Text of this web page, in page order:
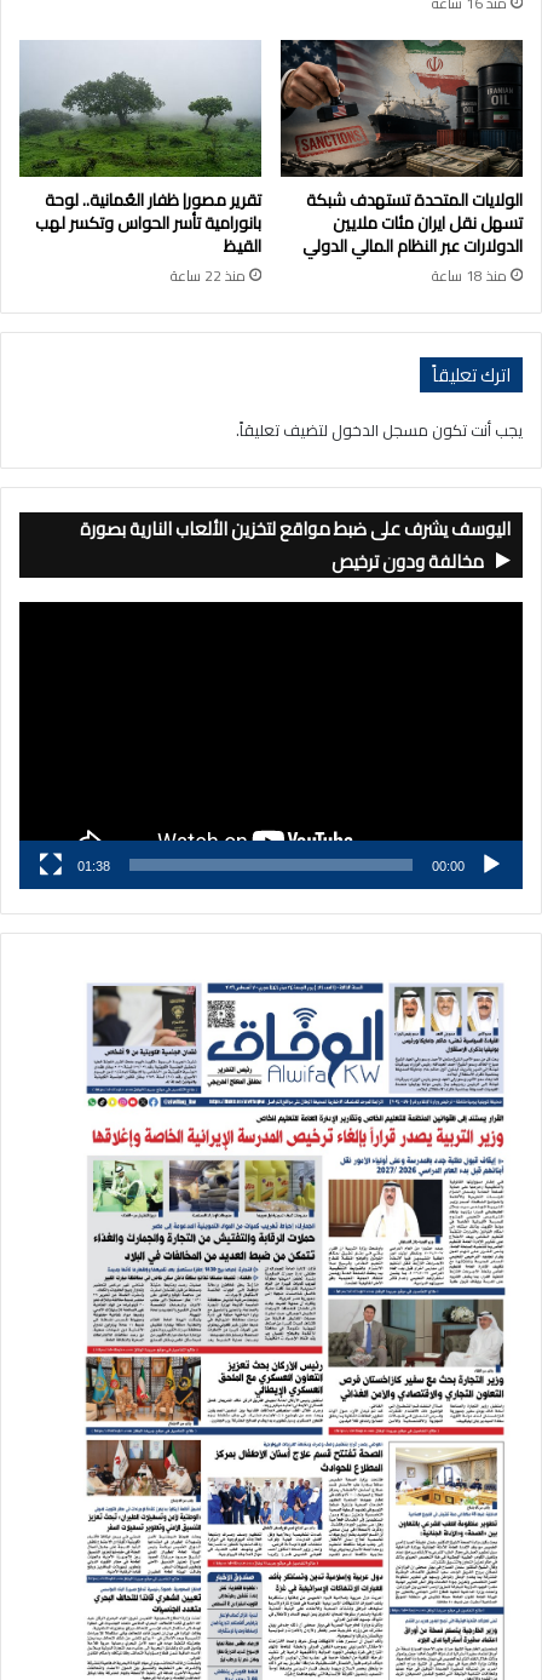
الولايات المتحدة تستهدف شبكة
تسهل نقل ايران مئات ملايين
الدولارات عبر النظام المالي الدولي
منذ 18 ساعة
تقرير مصور| ظفار العُمانية.. لوحة
بانورامية تأسر الحواس وتكسر لهب
القيظ
منذ 22 ساعة
اترك تعليقاً
يجب أنت تكون مسجل الدخول لتضيف تعليقاً.
اليوسف يشرف على ضبط مواقع لتخزين الألعاب النارية بصورة
مخالفة ودون ترخيص
00:00
01:38